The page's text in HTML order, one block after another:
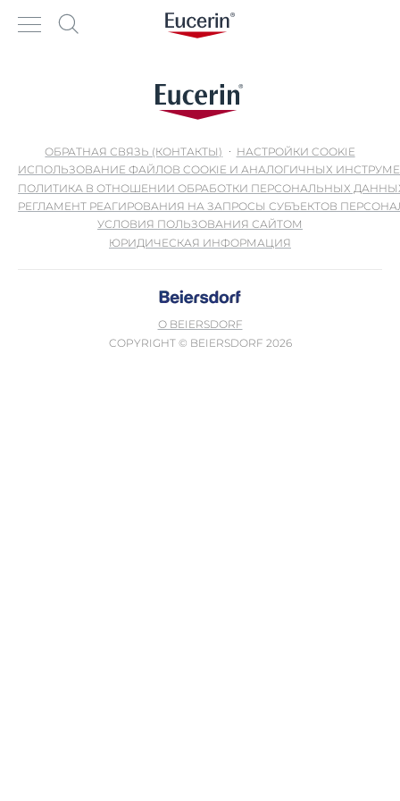
ОБРАТНАЯ СВЯЗЬ (КОНТАКТЫ)
НАСТРОЙКИ COOKIE
ИСПОЛЬЗОВАНИЕ ФАЙЛОВ COOKIE И АНАЛОГИЧНЫХ
ПОЛИТИКА В ОТНОШЕНИИ ОБРАБОТКИ ПЕРСОНАЛЬНЫХ
РЕГЛАМЕНТ РЕАГИРОВАНИЯ НА ЗАПРОСЫ СУБЪЕКТОВ
УСЛОВИЯ ПОЛЬЗОВАНИЯ САЙТОМ
ЮРИДИЧЕСКАЯ ИНФОРМАЦИЯ
О BEIERSDORF
COPYRIGHT © BEIERSDORF 2026